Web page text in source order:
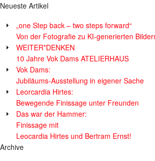
Neueste Artikel
„one Step back – two steps forward“
Von der Fotografie zu KI-generierten
WEITER*DENKEN
10 Jahre Vok Dams ATELIERHAUS
Vok Dams:
Jubiläums-Ausstellung in eigener Sache
Leorcardia Hirtes:
Bewegende Finissage unter Freunden
Das war der Hammer:
Finissage mit
Leocardia Hirtes und Bertram Ernst!
Archive